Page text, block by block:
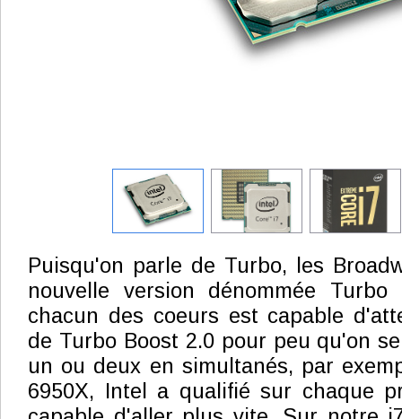
Puisqu'on parle de Turbo, les
nouvelle version dénommée
chacun des coeurs est capable
de Turbo Boost 2.0 pour peu qu'on
un ou deux en simultanés, par
6950X, Intel a qualifié sur chaque